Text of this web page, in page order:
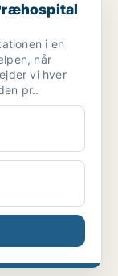
i en
når
vi hver
pr..